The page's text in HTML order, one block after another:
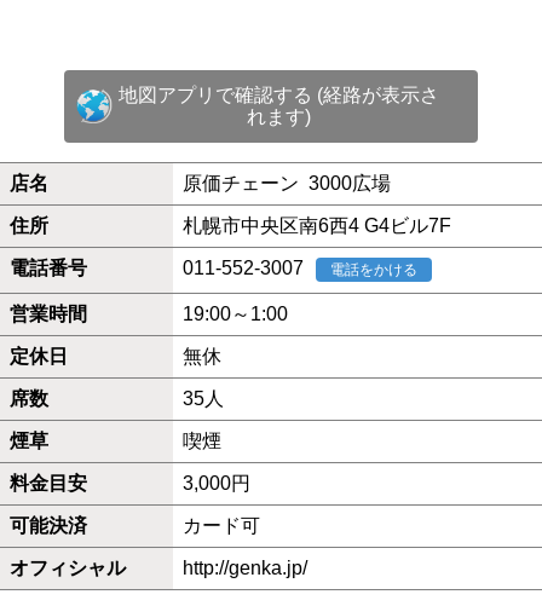
地図アプリで確認する (経路が表示さ
れます)
店名 原価チェーン 3000広場
住所 札幌市中央区南6西4 G4ビル7F
電話番号 011-552-3007 電話をかける
営業時間 19:00～1:00
定休日 無休
席数 35人
煙草 喫煙
料金目安 3,000円
可能決済 カード可
オフィシャル http://genka.jp/